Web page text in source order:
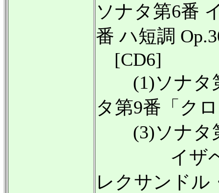
ソナタ第6番
番 ハ短調
[CD6]
(1)ソナタ第
タ第9番「ク
(3)ソナタ
イザベル
レクサンドル